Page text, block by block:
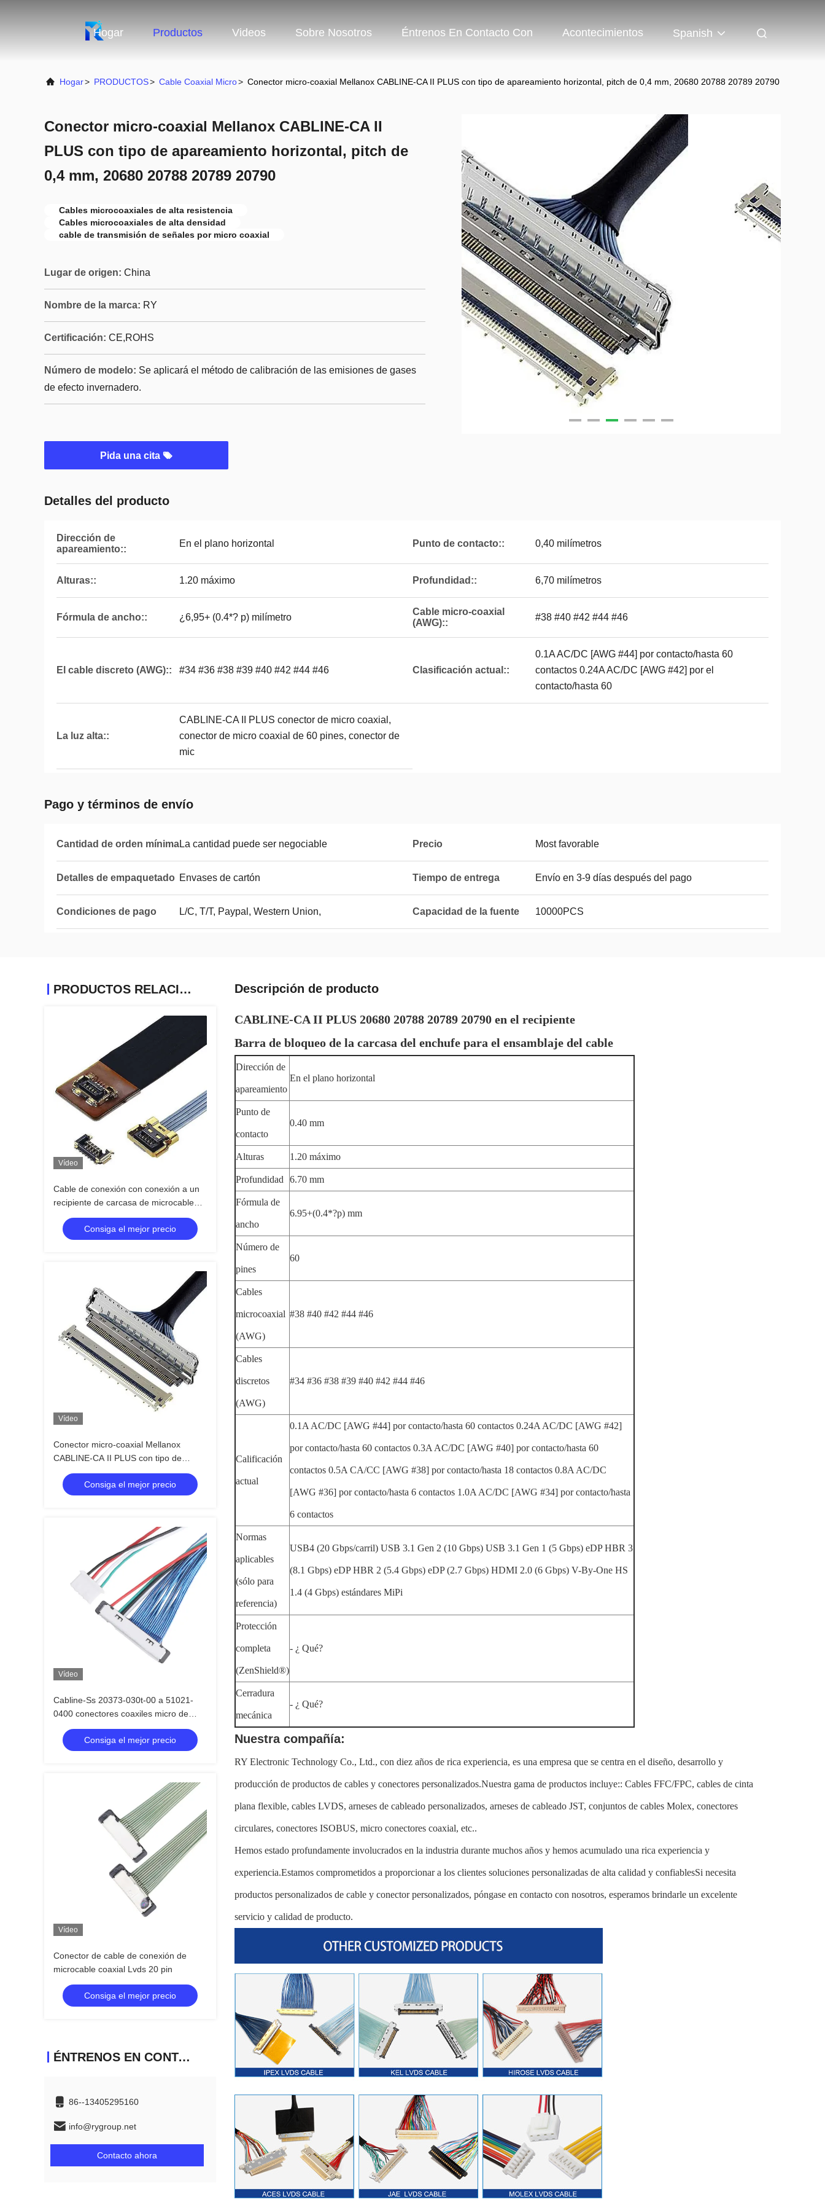
Hogar Productos Videos Sobre Nosotros Éntrenos En Contacto Con Acontecimientos Spanish
Hogar> PRODUCTOS> Cable Coaxial Micro> Conector micro-coaxial Mellanox CABLINE-CA II PLUS con tipo de apareamiento horizontal, pitch de 0,4 mm, 20680 20788 20789 20790
Conector micro-coaxial Mellanox CABLINE-CA II
PLUS con tipo de apareamiento horizontal, pitch de
0,4 mm, 20680 20788 20789 20790
Cables microcoaxiales de alta resistencia
Cables microcoaxiales de alta densidad
cable de transmisión de señales por micro coaxial
Lugar de origen: China
Nombre de la marca: RY
Certificación: CE,ROHS
Número de modelo: Se aplicará el método de calibración de las emisiones de gases
de efecto invernadero.
Pida una cita
Detalles del producto
Dirección de
apareamiento::
En el plano horizontal Punto de contacto:: 0,40 milímetros
Alturas:: 1.20 máximo Profundidad:: 6,70 milímetros
Fórmula de ancho:: ¿6,95+ (0.4*? p) milímetro
Cable micro-coaxial
(AWG)::
#38 #40 #42 #44 #46
El cable discreto (AWG):: #34 #36 #38 #39 #40 #42 #44 #46 Clasificación actual::
0.1A AC/DC [AWG #44] por contacto/hasta 60
contactos 0.24A AC/DC [AWG #42] por el
contacto/hasta 60
La luz alta::
CABLINE-CA II PLUS conector de micro coaxial,
conector de micro coaxial de 60 pines, conector de
mic
Pago y términos de envío
Cantidad de orden mínimaLa cantidad puede ser negociable Precio Most favorable
Detalles de empaquetado Envases de cartón Tiempo de entrega Envío en 3-9 días después del pago
Condiciones de pago L/C, T/T, Paypal, Western Union, Capacidad de la fuente 10000PCS
PRODUCTOS RELACIONADOS
Vídeo
Cable de conexión con conexión a un
recipiente de carcasa de microcable
coaxial
Consiga el mejor precio
Vídeo
Conector micro-coaxial Mellanox
CABLINE-CA II PLUS con tipo de
apareamiento horizontal, pitch de 0,4
mm, 20680 20788 20789 20790
Consiga el mejor precio
Vídeo
Cabline-Ss 20373-030t-00 a 51021-
0400 conectores coaxiles micro de
vivienda de la asamblea
Consiga el mejor precio
Vídeo
Conector de cable de conexión de
microcable coaxial Lvds 20 pin
Consiga el mejor precio
ÉNTRENOS EN CONTACTO CON
86--13405295160
info@rygroup.net
Contacto ahora
Descripción de producto
CABLINE-CA II PLUS 20680 20788 20789 20790 en el recipiente
Barra de bloqueo de la carcasa del enchufe para el ensamblaje del cable
Dirección de
apareamiento
En el plano horizontal
Punto de
contacto
0.40 mm
Alturas 1.20 máximo
Profundidad 6.70 mm
Fórmula de
ancho
6.95+(0.4*?p) mm
Número de
pines
60
Cables
microcoaxial
(AWG)
#38 #40 #42 #44 #46
Cables
discretos
(AWG)
#34 #36 #38 #39 #40 #42 #44 #46
Calificación
actual
0.1A AC/DC [AWG #44] por contacto/hasta 60 contactos 0.24A AC/DC [AWG #42]
por contacto/hasta 60 contactos 0.3A AC/DC [AWG #40] por contacto/hasta 60
contactos 0.5A CA/CC [AWG #38] por contacto/hasta 18 contactos 0.8A AC/DC
[AWG #36] por contacto/hasta 6 contactos 1.0A AC/DC [AWG #34] por contacto/hasta
6 contactos
Normas
aplicables
(sólo para
referencia)
USB4 (20 Gbps/carril) USB 3.1 Gen 2 (10 Gbps) USB 3.1 Gen 1 (5 Gbps) eDP HBR 3
(8.1 Gbps) eDP HBR 2 (5.4 Gbps) eDP (2.7 Gbps) HDMI 2.0 (6 Gbps) V-By-One HS
1.4 (4 Gbps) estándares MiPi
Protección
completa
(ZenShield®)
- ¿ Qué?
Cerradura
mecánica
- ¿ Qué?
Nuestra compañía:
RY Electronic Technology Co., Ltd., con diez años de rica experiencia, es una empresa que se centra en el diseño, desarrollo y
producción de productos de cables y conectores personalizados.Nuestra gama de productos incluye:: Cables FFC/FPC, cables de cinta
plana flexible, cables LVDS, arneses de cableado personalizados, arneses de cableado JST, conjuntos de cables Molex, conectores
circulares, conectores ISOBUS, micro conectores coaxial, etc..
Hemos estado profundamente involucrados en la industria durante muchos años y hemos acumulado una rica experiencia y
experiencia.Estamos comprometidos a proporcionar a los clientes soluciones personalizadas de alta calidad y confiablesSi necesita
productos personalizados de cable y conector personalizados, póngase en contacto con nosotros, esperamos brindarle un excelente
servicio y calidad de producto.